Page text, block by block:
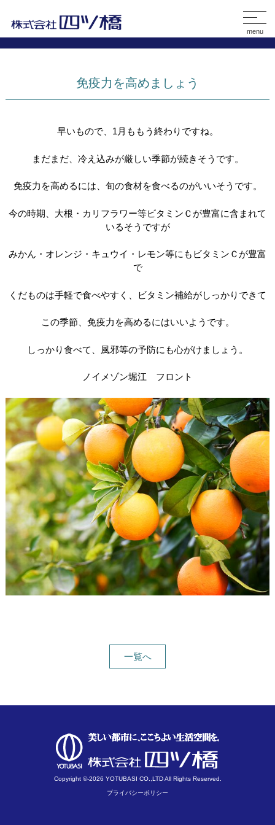
menu
免疫力を高めましょう
早いもので、1月ももう終わりですね。
まだまだ、冷え込みが厳しい季節が続きそうです。
免疫力を高めるには、旬の食材を食べるのがいいそうです。
今の時期、大根・カリフラワー等ビタミンＣが豊富に含まれて
いるそうですが
みかん・オレンジ・キュウイ・レモン等にもビタミンＣが豊富
で
くだものは手軽で食べやすく、ビタミン補給がしっかりできて
この季節、免疫力を高めるにはいいようです。
しっかり食べて、風邪等の予防にも心がけましょう。
ノイメゾン堀江 フロント
一覧へ
Copyright ©-2026 YOTUBASI CO.,LTD All Rights Reserved.
プライバシーポリシー